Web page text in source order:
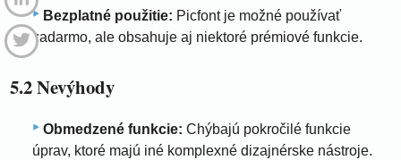
Bezplatné použitie: Picfont je možné používať
zadarmo, ale obsahuje aj niektoré prémiové funkcie.
5.2 Nevýhody
Obmedzené funkcie: Chýbajú pokročilé funkcie
úprav, ktoré majú iné komplexné dizajnérske nástroje.